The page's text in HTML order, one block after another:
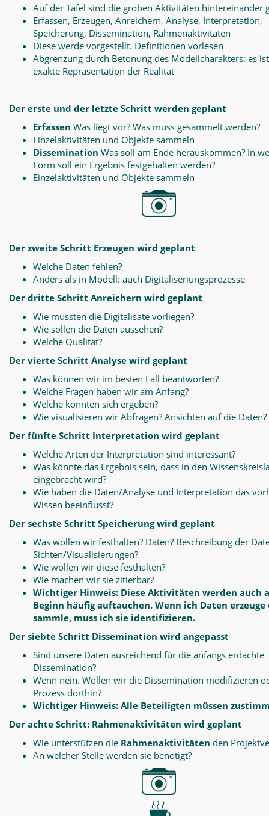
Auf der Tafel sind die groben Aktivitäten hintereinander
Erfassen, Erzeugen, Anreichern, Analyse, Interpretation,
Speicherung, Dissemination, Rahmenaktivitäten
Diese werde vorgestellt. Definitionen vorlesen
Abgrenzung durch Betonung des Modellcharakters: es
exakte Repräsentation der Realität
Der erste und der letzte Schritt werden geplant
Erfassen Was liegt vor? Was muss gesammelt werden?
Einzelaktivitäten und Objekte sammeln
Dissemination Was soll am Ende herauskommen? In
Form soll ein Ergebnis festgehalten werden?
Einzelaktivitäten und Objekte sammeln
Der zweite Schritt Erzeugen wird geplant
Welche Daten fehlen?
Anders als in Modell: auch Digitaliseriungsprozesse
Der dritte Schritt Anreichern wird geplant
Wie müssten die Digitalisate vorliegen?
Wie sollen die Daten aussehen?
Welche Qualität?
Der vierte Schritt Analyse wird geplant
Was können wir im besten Fall beantworten?
Welche Fragen haben wir am Anfang?
Welche könnten sich ergeben?
Wie visualisieren wir Abfragen? Ansichten auf die Daten?
Der fünfte Schritt Interpretation wird geplant
Welche Arten der Interpretation sind interessant?
Was könnte das Ergebnis sein, dass in den
eingebracht wird?
Wie haben die Daten/Analyse und Interpretation das
Wissen beeinflusst?
Der sechste Schritt Speicherung wird geplant
Was wollen wir festhalten? Daten? Beschreibung der
Sichten/Visualisierungen?
Wie wollen wir diese festhalten?
Wie machen wir sie zitierbar?
Wichtiger Hinweis: Diese Aktivitäten werden auch
Beginn häufig auftauchen. Wenn ich Daten erzeuge
sammle, muss ich sie identifizieren.
Der siebte Schritt Dissemination wird angepasst
Sind unsere Daten ausreichend für die anfangs erdachte
Dissemination?
Wenn nein. Wollen wir die Dissemination modifizieren
Prozess dorthin?
Wichtiger Hinweis: Alle Beteiligten müssen
Der achte Schritt: Rahmenaktivitäten wird geplant
Wie unterstützen die Rahmenaktivitäten den
An welcher Stelle werden sie benötigt?